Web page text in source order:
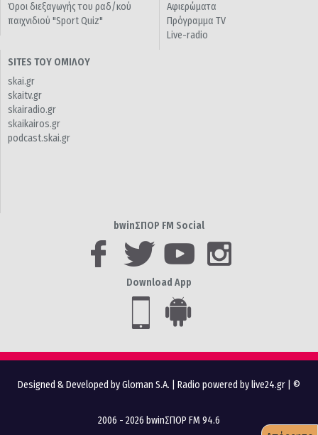
Όροι διεξαγωγής του ραδ/κού
παιχνιδιού "Sport Quiz"
Αφιερώματα
Πρόγραμμα TV
Live-radio
SITES ΤΟΥ ΟΜΙΛΟΥ
skai.gr
skaitv.gr
skairadio.gr
skaikairos.gr
podcast.skai.gr
bwinΣΠΟΡ FM Social
Download App
Designed & Developed by Gloman S.A. Radio powered by live24.gr | ©
2006 - 2026 bwinΣΠΟΡ FM 94.6